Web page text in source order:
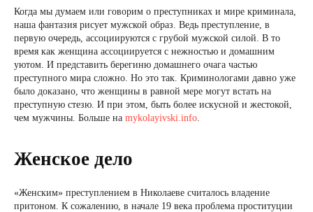
Когда мы думаем или говорим о преступниках и мире криминала,
наша фантазия рисует мужской образ. Ведь преступление, в
первую очередь, ассоциируются с грубой мужской силой. В то
время как женщина ассоциируется с нежностью и домашним
уютом. И представить берегиню домашнего очага частью
преступного мира сложно. Но это так. Криминологами давно уже
было доказано, что женщины в равной мере могут встать на
преступную стезю. И при этом, быть более искусной и жестокой,
чем мужчины. Больше на mykolayivski.info
Женское дело
«Женским» преступлением в Николаеве считалось владение
притоном. К сожалению, в начале 19 века проблема проституции